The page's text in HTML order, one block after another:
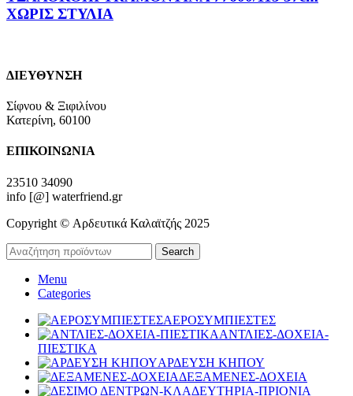
ΧΩΡΙΣ ΣΤΥΛΙΑ
ΔΙΕΥΘΥΝΣΗ
Σίφνου & Ξιφιλίνου
Κατερίνη, 60100
ΕΠΙΚΟΙΝΩΝΙΑ
23510 34090
info [@] waterfriend.gr
Copyright © Αρδευτικά Καλαϊτζής 2025
Search
Menu
Categories
ΑΕΡΟΣΥΜΠΙΕΣΤΕΣ
ΑΝΤΛΙΕΣ-ΔΟΧΕΙΑ-
ΠΙΕΣΤΙΚΑ
ΑΡΔΕΥΣΗ ΚΗΠΟΥ
ΔΕΞΑΜΕΝΕΣ-ΔΟΧΕΙΑ